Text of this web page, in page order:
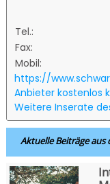
Tel.:
Fax:
Mobil:
https://
Anbieter kostenlos
Weitere Inserate
Aktuelle Beiträge aus